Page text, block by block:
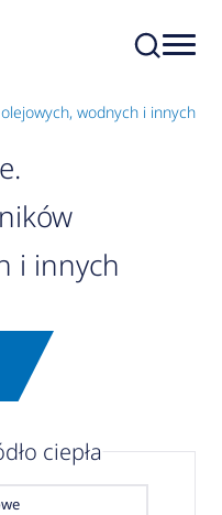
wodnych i innych
i innych
ciepła